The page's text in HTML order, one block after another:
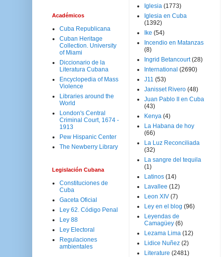
Académicos
Cuba Republicana
Cuban Heritage
Collection. University
of Miami
Diccionario de la
Literatura Cubana
Encyclopedia of Mass
Violence
Libraries around the
World
London's Central
Criminal Court, 1674 -
1913
Pew Hispanic Center
The Newberry Library
Legislación Cubana
Constituciones de
Cuba
Gaceta Oficial
Ley 62. Código Penal
Ley 88
Ley Electoral
Regulaciones
ambientales
Iglesia (1773)
Iglesia en Cuba
(1392)
Ike (54)
Incendio en Matanzas
(8)
Ingrid Betancourt (28)
International (2690)
J11 (53)
Janisset Rivero (48)
Juan Pablo II en Cuba
(43)
Kenya (4)
La Habana de hoy
(66)
La Luz Reconciliada
(32)
La sangre del tequila
(1)
Latinos (14)
Lavallee (12)
Leon XIV (7)
Ley en el blog (96)
Leyendas de
Camagüey (6)
Lezama Lima (12)
Lidice Nuñez (2)
Literature (2481)